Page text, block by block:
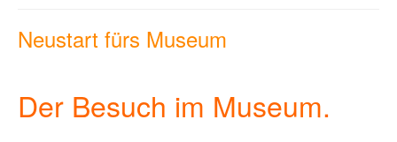
Neustart fürs Museum
Der Besuch im Museum.